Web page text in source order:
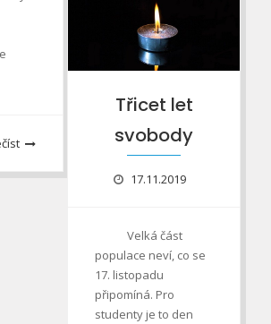
Třicet let
svobody
17.11.2019
Velká část
populace neví, co se
17. listopadu
připomíná. Pro
studenty je to den